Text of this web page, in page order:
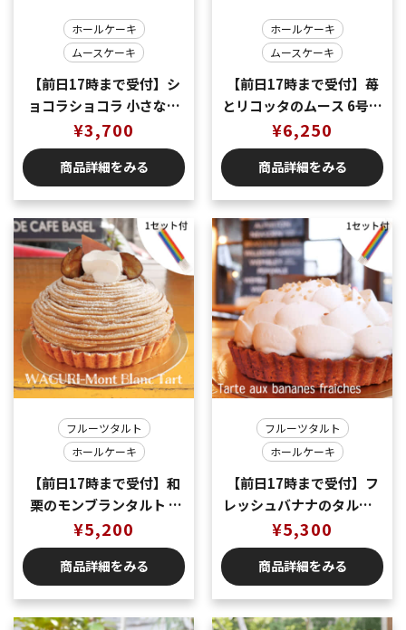
ホールケーキ
ムースケーキ
【前日17時まで受付】シ
ョコラショコラ 小さなア
ントルメ 12Ｘ8センチ＝2
～3名様用
¥3,700
商品詳細をみる
ホールケーキ
ムースケーキ
【前日17時まで受付】苺
とリコッタのムース 6号サ
イズ 直径18センチ＝７～
８名様用
¥6,250
商品詳細をみる
フルーツタルト
ホールケーキ
【前日17時まで受付】和
栗のモンブランタルト S
直径約15cm 4-6名様用
¥5,200
商品詳細をみる
フルーツタルト
ホールケーキ
【前日17時まで受付】フ
レッシュバナナのタルトS
直径約15cm 4-6名様用
¥5,300
商品詳細をみる